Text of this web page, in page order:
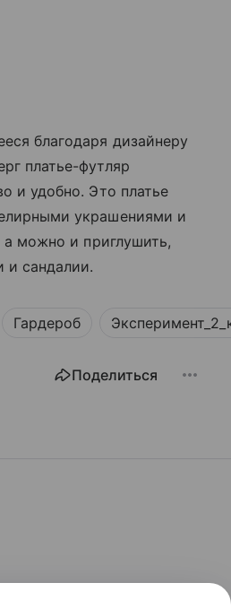
благодаря дизайнеру
платье-футляр
и удобно. Это платье
украшениями и
а можно и приглушить,
и сандалии.
Гардероб
Поделиться